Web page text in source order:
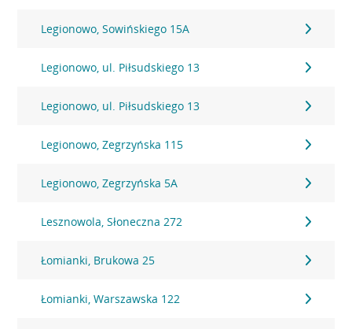
Legionowo, Sowińskiego 15A
Legionowo, ul. Piłsudskiego 13
Legionowo, ul. Piłsudskiego 13
Legionowo, Zegrzyńska 115
Legionowo, Zegrzyńska 5A
Lesznowola, Słoneczna 272
Łomianki, Brukowa 25
Łomianki, Warszawska 122